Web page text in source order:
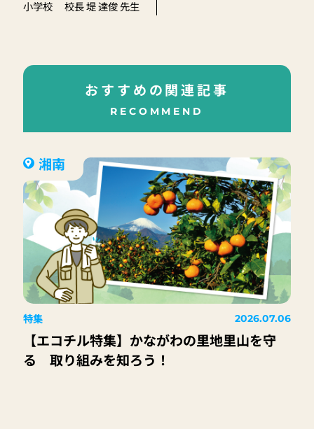
小学校 校長 堤 達俊 先生
おすすめの関連記事
RECOMMEND
湘南
特集 2026.07.06
【エコチル特集】かながわの里地里山を守
る 取り組みを知ろう！